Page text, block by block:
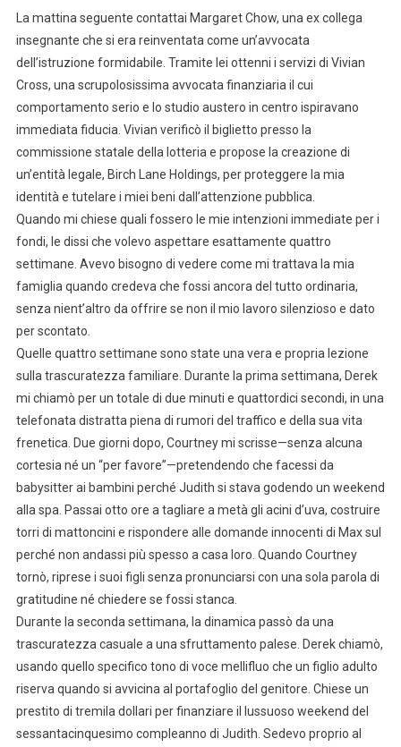
La mattina seguente contattai Margaret Chow, una ex collega
insegnante che si era reinventata come un’avvocata
dell’istruzione formidabile. Tramite lei ottenni i servizi di Vivian
Cross, una scrupolosissima avvocata finanziaria il cui
comportamento serio e lo studio austero in centro ispiravano
immediata fiducia. Vivian verificò il biglietto presso la
commissione statale della lotteria e propose la creazione di
un’entità legale, Birch Lane Holdings, per proteggere la mia
identità e tutelare i miei beni dall’attenzione pubblica.
Quando mi chiese quali fossero le mie intenzioni immediate per i
fondi, le dissi che volevo aspettare esattamente quattro
settimane. Avevo bisogno di vedere come mi trattava la mia
famiglia quando credeva che fossi ancora del tutto ordinaria,
senza nient’altro da offrire se non il mio lavoro silenzioso e dato
per scontato.
Quelle quattro settimane sono state una vera e propria lezione
sulla trascuratezza familiare. Durante la prima settimana, Derek
mi chiamò per un totale di due minuti e quattordici secondi, in una
telefonata distratta piena di rumori del traffico e della sua vita
frenetica. Due giorni dopo, Courtney mi scrisse—senza alcuna
cortesia né un “per favore”—pretendendo che facessi da
babysitter ai bambini perché Judith si stava godendo un weekend
alla spa. Passai otto ore a tagliare a metà gli acini d’uva, costruire
torri di mattoncini e rispondere alle domande innocenti di Max sul
perché non andassi più spesso a casa loro. Quando Courtney
tornò, riprese i suoi figli senza pronunciarsi con una sola parola di
gratitudine né chiedere se fossi stanca.
Durante la seconda settimana, la dinamica passò da una
trascuratezza casuale a una sfruttamento palese. Derek chiamò,
usando quello specifico tono di voce mellifluo che un figlio adulto
riserva quando si avvicina al portafoglio del genitore. Chiese un
prestito di tremila dollari per finanziare il lussuoso weekend del
sessantacinquesimo compleanno di Judith. Sedevo proprio al